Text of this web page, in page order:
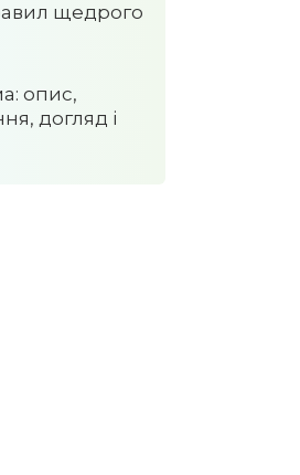
щедрого
опис,
догляд і